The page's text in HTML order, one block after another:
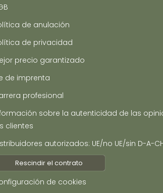
de anulación
de privacidad
precio garantizado
de imprenta
profesional
sobre la autenticidad de las
clientes
autorizados: UE/no UE/sin D-A-
Rescindir el contrato
de cookies